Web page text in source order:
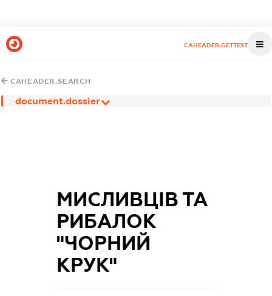
CAHEADER.GETTEST
CAHEADER.SEARCH
document.dossier
МИСЛИВЦІВ ТА
РИБАЛОК
"ЧОРНИЙ
КРУК"